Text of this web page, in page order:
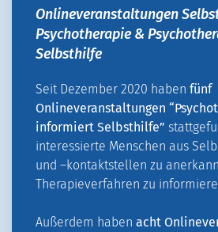
Onlineveranstaltungen
Psychotherapie &
Selbsthilfe
Seit Dezember 2020 haben fünf
Onlineveranstaltungen
informiert Selbsthilfe”
interessierte Menschen aus
und –kontaktstellen zu
Therapieverfahren zu
Außerdem haben acht